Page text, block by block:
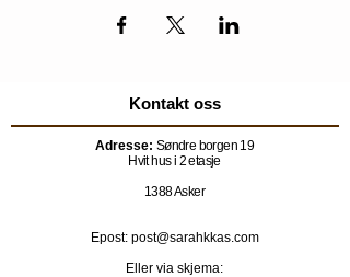
Kontakt oss
Adresse: Søndre borgen 19
Hvit hus i 2 etasje
1388 Asker
Epost: post@sarahkkas.com
Eller via skjema: